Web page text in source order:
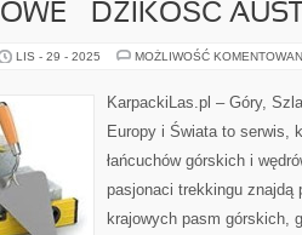
– DZIKOŚĆ
LIS - 29 - 2025 MOŻLIWOŚĆ
KarpackiLas.pl – Góry,
Europy i Świata to serwis,
łańcuchów górskich i
pasjonaci trekkingu znajdą
krajowych pasm górskich,